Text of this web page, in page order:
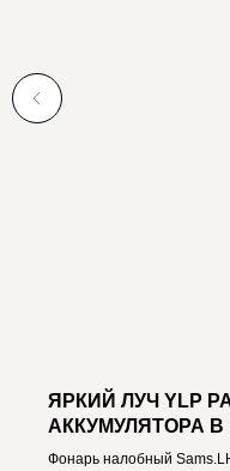
ЯРКИЙ ЛУЧ YLP
АККУМУЛЯТОРА В
Фонарь налобный